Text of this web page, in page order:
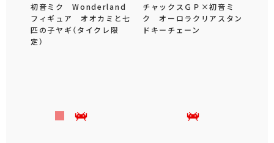
初音ミク Wonderland
フィギュア オオカミと七
匹の子ヤギ（タイクレ限
定）
チャックスＧＰ×初音ミ
ク オーロラクリアスタン
ドキーチェーン